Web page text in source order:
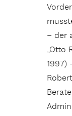
– der
„Otto
1997)